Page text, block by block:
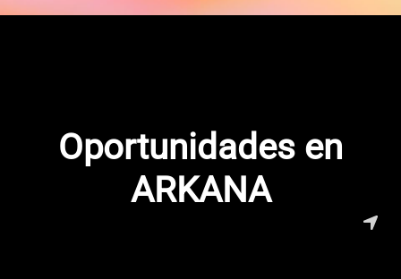
Oportunidades en
ARKANA